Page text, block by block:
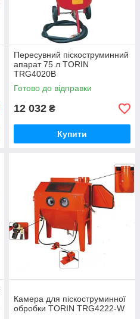
Пересувний піскоструминний
апарат 75 л TORIN
TRG4020B
Готово до відправки
12 032 ₴
Купити
Камера для піскоструминної
обробки TORIN TRG4222-W